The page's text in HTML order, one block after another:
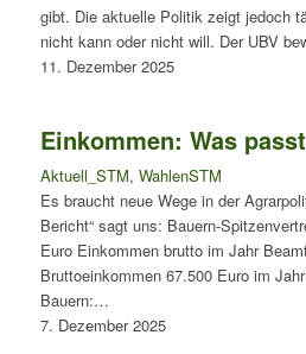
gibt. Die aktuelle Politik zeigt jedoch
nicht kann oder nicht will. Der UBV
11. Dezember 2025
Einkommen: Was
Aktuell_STM, WahlenSTM
Es braucht neue Wege in der
Bericht“ sagt uns: Bauern-
Euro Einkommen brutto im Jahr
Bruttoeinkommen 67.500 Euro im
Bauern:…
7. Dezember 2025